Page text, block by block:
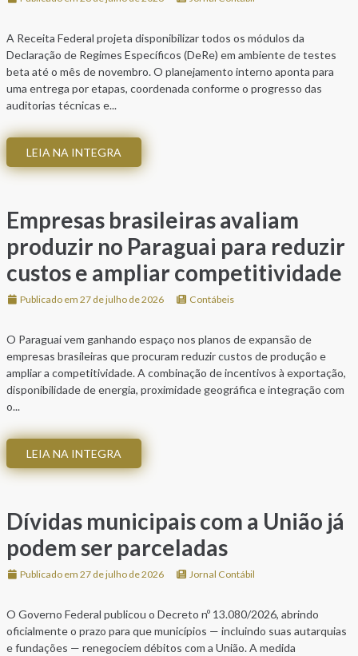
A Receita Federal projeta disponibilizar todos os módulos da
Declaração de Regimes Específicos (DeRe) em ambiente de testes
beta até o mês de novembro. O planejamento interno aponta para
uma entrega por etapas, coordenada conforme o progresso das
auditorias técnicas e...
LEIA NA INTEGRA
Empresas brasileiras avaliam
produzir no Paraguai para reduzir
custos e ampliar competitividade
Publicado em 27 de julho de 2026 Contábeis
O Paraguai vem ganhando espaço nos planos de expansão de
empresas brasileiras que procuram reduzir custos de produção e
ampliar a competitividade. A combinação de incentivos à exportação,
disponibilidade de energia, proximidade geográfica e integração com
o...
LEIA NA INTEGRA
Dívidas municipais com a União já
podem ser parceladas
Publicado em 27 de julho de 2026 Jornal Contábil
O Governo Federal publicou o Decreto nº 13.080/2026, abrindo
oficialmente o prazo para que municípios — incluindo suas autarquias
e fundações — renegociem débitos com a União. A medida